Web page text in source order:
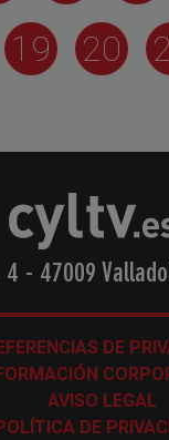
19 20
4 - 47009
DE
AVISO LEGAL
DE